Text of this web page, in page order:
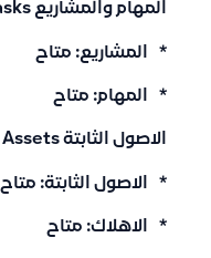
المهام والمشاريع Projects and Tasks
* المشاريع: متاح
* المهام: متاح
الاصول الثابتة Fixed Assets
* الاصول الثابتة: متاح
* الاهلاك: متاح